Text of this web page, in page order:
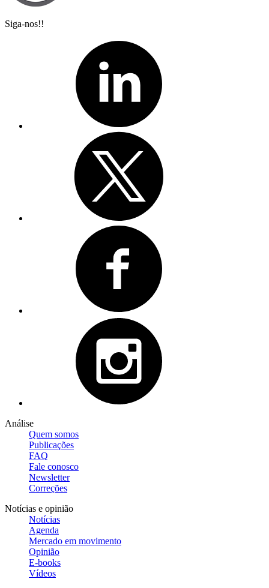
Siga-nos!!
Análise
Quem somos
Publicações
FAQ
Fale conosco
Newsletter
Correções
Notícias e opinião
Notícias
Agenda
Mercado em movimento
Opinião
E-books
Vídeos